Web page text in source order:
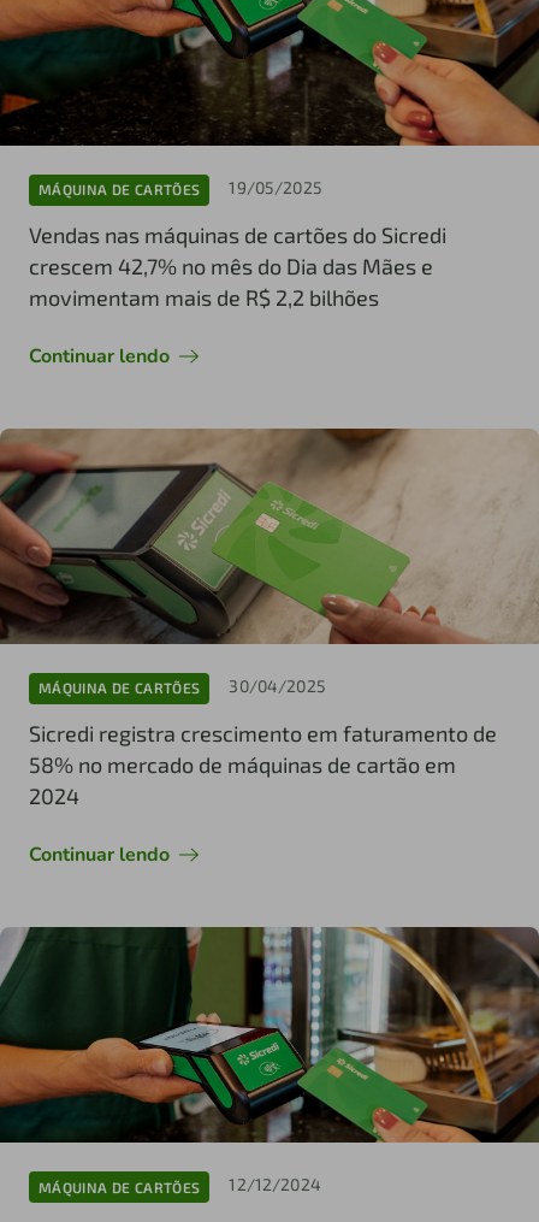
MÁQUINA DE CARTÕES 19/05/2025
Vendas nas máquinas de cartões do Sicredi
crescem 42,7% no mês do Dia das Mães e
movimentam mais de R$ 2,2 bilhões
Continuar lendo
MÁQUINA DE CARTÕES 30/04/2025
Sicredi registra crescimento em faturamento de
58% no mercado de máquinas de cartão em
2024
Continuar lendo
MÁQUINA DE CARTÕES 12/12/2024